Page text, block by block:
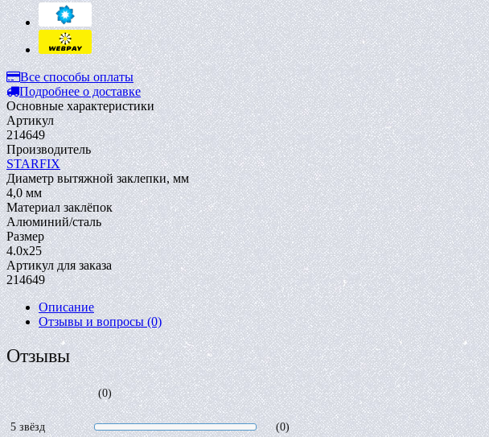
Все способы оплаты
Подробнее о доставке
Основные характеристики
Артикул
214649
Производитель
STARFIX
Диаметр вытяжной заклепки, мм
4,0 мм
Материал заклёпок
Алюминий/сталь
Размер
4.0х25
Артикул для заказа
214649
Описание
Отзывы и вопросы(0)
Отзывы
(0)
5 звёзд
(0)